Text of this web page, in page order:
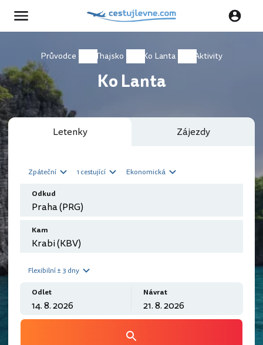
Průvodce Thajsko Ko Lanta Aktivity
Ko Lanta
Letenky Zájezdy
Zpáteční 1 cestující Ekonomická
Odkud
Kam
Flexibilní ± 3 dny
Odlet Návrat